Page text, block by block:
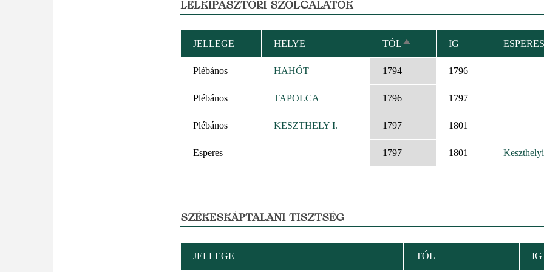
LELKIPÁSZTORI SZOLGÁLATOK
JELLEGE HELYE TÓLCSÖKKENŐ
RENDEZÉS
IG
Plébános HAHÓT 1794 1796
Plébános TAPOLCA 1796 1797
Plébános KESZTHELY I. 1797 1801
Esperes 1797 1801 Keszthelyi
SZÉKESKÁPTALANI TISZTSÉG
JELLEGE TÓL IG